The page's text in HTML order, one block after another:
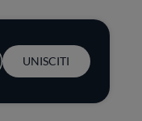
User account menu
UNISCITI